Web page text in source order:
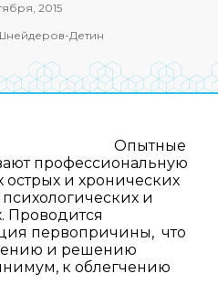
2015
Детин
Опытные
профессиональную
и хронических
и
Проводится
первопричины, что
и решению
к облегчению